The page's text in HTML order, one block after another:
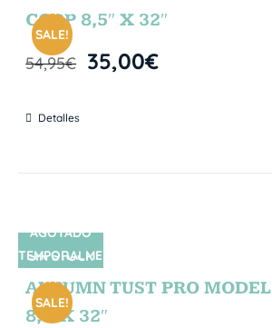
SALE!
NTE
CORP 8,5″ X 32″
54,95€ 35,00€
Detalles
SIN STOCK
SALE!
AGOTADO
TEMPORALME
NTE
AUTUMN TUST PRO MODEL
8,5″X 32″